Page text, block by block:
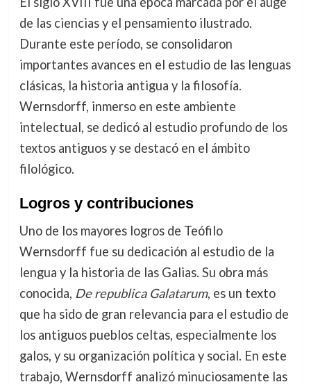
de las ciencias y el pensamiento ilustrado.
Durante este período, se consolidaron
importantes avances en el estudio de las lenguas
clásicas, la historia antigua y la filosofía.
Wernsdorff, inmerso en este ambiente
intelectual, se dedicó al estudio profundo de los
textos antiguos y se destacó en el ámbito
filológico.
Logros y contribuciones
Uno de los mayores logros de Teófilo
Wernsdorff fue su dedicación al estudio de la
lengua y la historia de las Galias. Su obra más
conocida, De republica Galatarum, es un texto
que ha sido de gran relevancia para el estudio de
los antiguos pueblos celtas, especialmente los
galos, y su organización política y social. En este
trabajo, Wernsdorff analizó minuciosamente las